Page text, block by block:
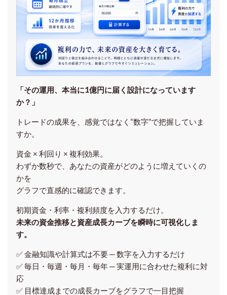
「その運用、本当に1億円に届く設計になっています
か？」
トレードの成果を、感覚ではなく“数字”で把握していま
すか。
資金 × 利回り × 複利効果。
わずか数秒で、あなたの資産がどのように増えていくの
かを
グラフで直感的に確認できます。
初期資金・利率・複利頻度を入力するだけ。
未来の資金推移と資産成長カーブを瞬時に可視化しま
す。
✅ 金融知識や計算式は不要 ─ 数字を入力するだけ
✅ 毎日・毎週・毎月・毎年 ─ 実運用に合わせた複利に対
応
✅ 目標達成までの成長カーブをグラフで一目把握